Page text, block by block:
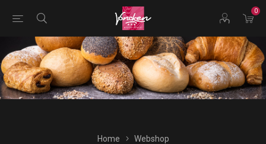
0
Bestellingen voor morgen kunnen vandaag uiterlijk tot
16:00 uur worden geplaatst.
Home Webshop